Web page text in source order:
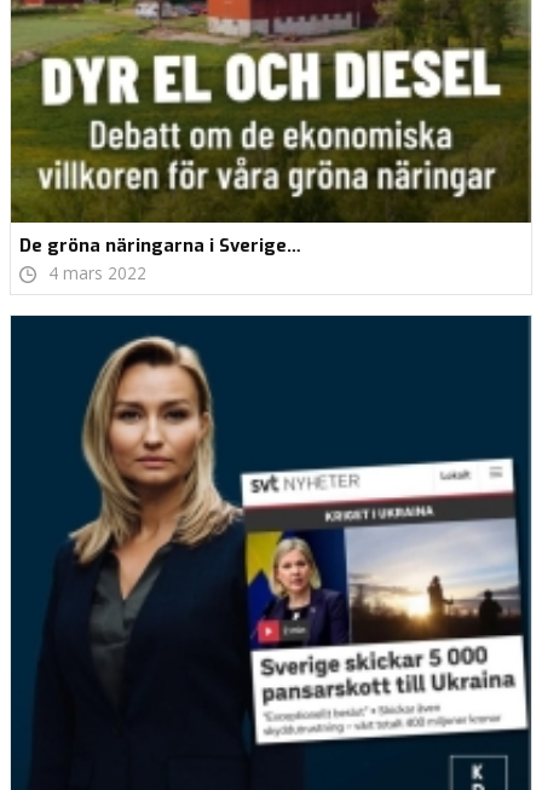
De gröna näringarna i Sverige…
4 mars 2022